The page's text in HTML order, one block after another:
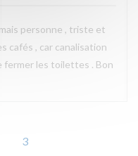
personne , triste et
cafés , car canalisation
fermer les toilettes . Bon
3